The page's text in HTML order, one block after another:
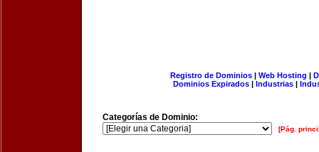
Registro de Dominios| Web Hosting |
Dominios Expirados | Industrias |
Categorías de Dominio:
[Pág.